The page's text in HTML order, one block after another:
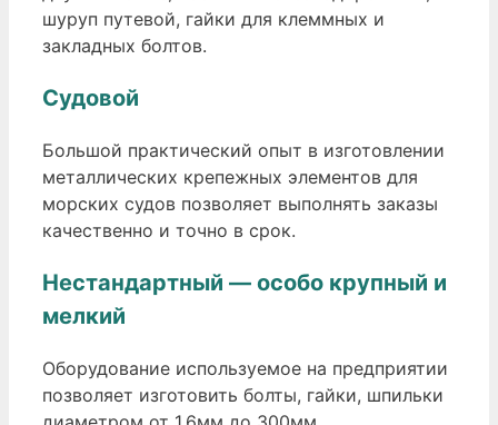
шуруп путевой, гайки для клеммных и
закладных болтов.
Судовой
Большой практический опыт в изготовлении
металлических крепежных элементов для
морских судов позволяет выполнять заказы
качественно и точно в срок.
Нестандартный — особо крупный и
мелкий
Оборудование используемое на предприятии
позволяет изготовить болты, гайки, шпильки